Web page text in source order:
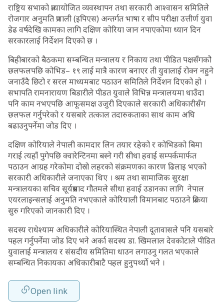
राष्ट्रिय सभाको प्रत्यायोजित व्यवस्थापन तथा सरकारी आश्वासन समितिले
रोजगार अनुमति प्रणाली (इपिएस) अन्तर्गत भाषा र सीप परीक्षा उत्तीर्ण युवा
डेढ वर्षदेखि कामका लागि दक्षिण कोरिया जान नपाएकाेमा ध्यान दिन
सरकारलाई निर्देशन दिएको छ ।
बिहीबारको बैठकमा सम्बन्धित मन्त्रालय र निकाय तथा पीडित पक्षसँगकोे
छलफलपछि कोभिड– १९ लाई मात्रै कारण बनाएर ती युवालाई रोक्न नहुने
जनाउँदै छिटो र सरल माध्यमबाट पठाउन समितिले निर्देशन दिएको हो ।
सभापति रामनारायण बिडारीले पीडत युवाले विभिन्न मन्त्रालयमा धाउँदा
पनि काम नभएपछि आफूसमक्ष उजुरी दिएकाले सरकारी अधिकारीसँग
छलफल गर्नुपरेको र यसबारे तत्काल तदारुकताका साथ काम अघि
बढाउनुपर्नेमा जोड दिए ।
दक्षिण कोरियाले नेपाली कामदार लिन तयार रहेको र कोभिडको बिमा
गराई त्यहाँ पुगेपछि क्वारेन्टिनमा बस्ने गरी सीधा हवाई सम्पर्कमार्फत
पठाउन आग्रह गरेकाेमा दोस्रो लहरको संक्रमणका कारण ढिलाइ भएको
सरकारी अधिकारीले जनाएका थिए । श्रम तथा सामाजिक सुरक्षा
मन्त्रालयका सचिव सूर्यप्रसाद गौतमले सीधा हवाई उडानका लागि नेपाल
एयरलाइन्सलाई अनुमति नभएकाले कोरियाली विमानबाट पठाउने प्रक्रिया
सुरु गरिएको जानकारी दिए ।
सदस्य राधेश्याम अधिकारीले कोरियास्थित नेपाली दूतावासले पनि यसबारे
पहल गर्नुपर्नेमा जोड दिए भने अर्का सदस्य डा. खिमलाल देवकोटाले पीडित
युवालाई मन्त्रालय र संसदीय समितिमा धाउन लगाउनु गलत भएकाले
सम्बन्धित निकायका अधिकारीबाटै पहल हुनुपर्थ्याे भने ।
Open link